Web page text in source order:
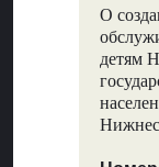
О
детям